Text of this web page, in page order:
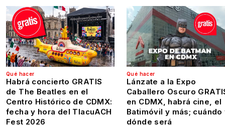
Qué hacer
Habrá concierto GRATIS
de The Beatles en el
Centro Histórico de CDMX:
fecha y hora del TlacuACH
Fest 2026
Qué hacer
Lánzate a la Expo
Caballero Oscuro
en CDMX, habrá cine, el
Batimóvil y más; cuándo
dónde será